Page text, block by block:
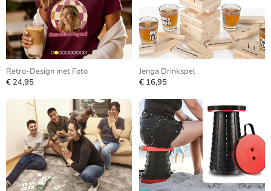
Retro-Design met Foto
€ 24,95
Jenga Drinkspel
€ 16,95